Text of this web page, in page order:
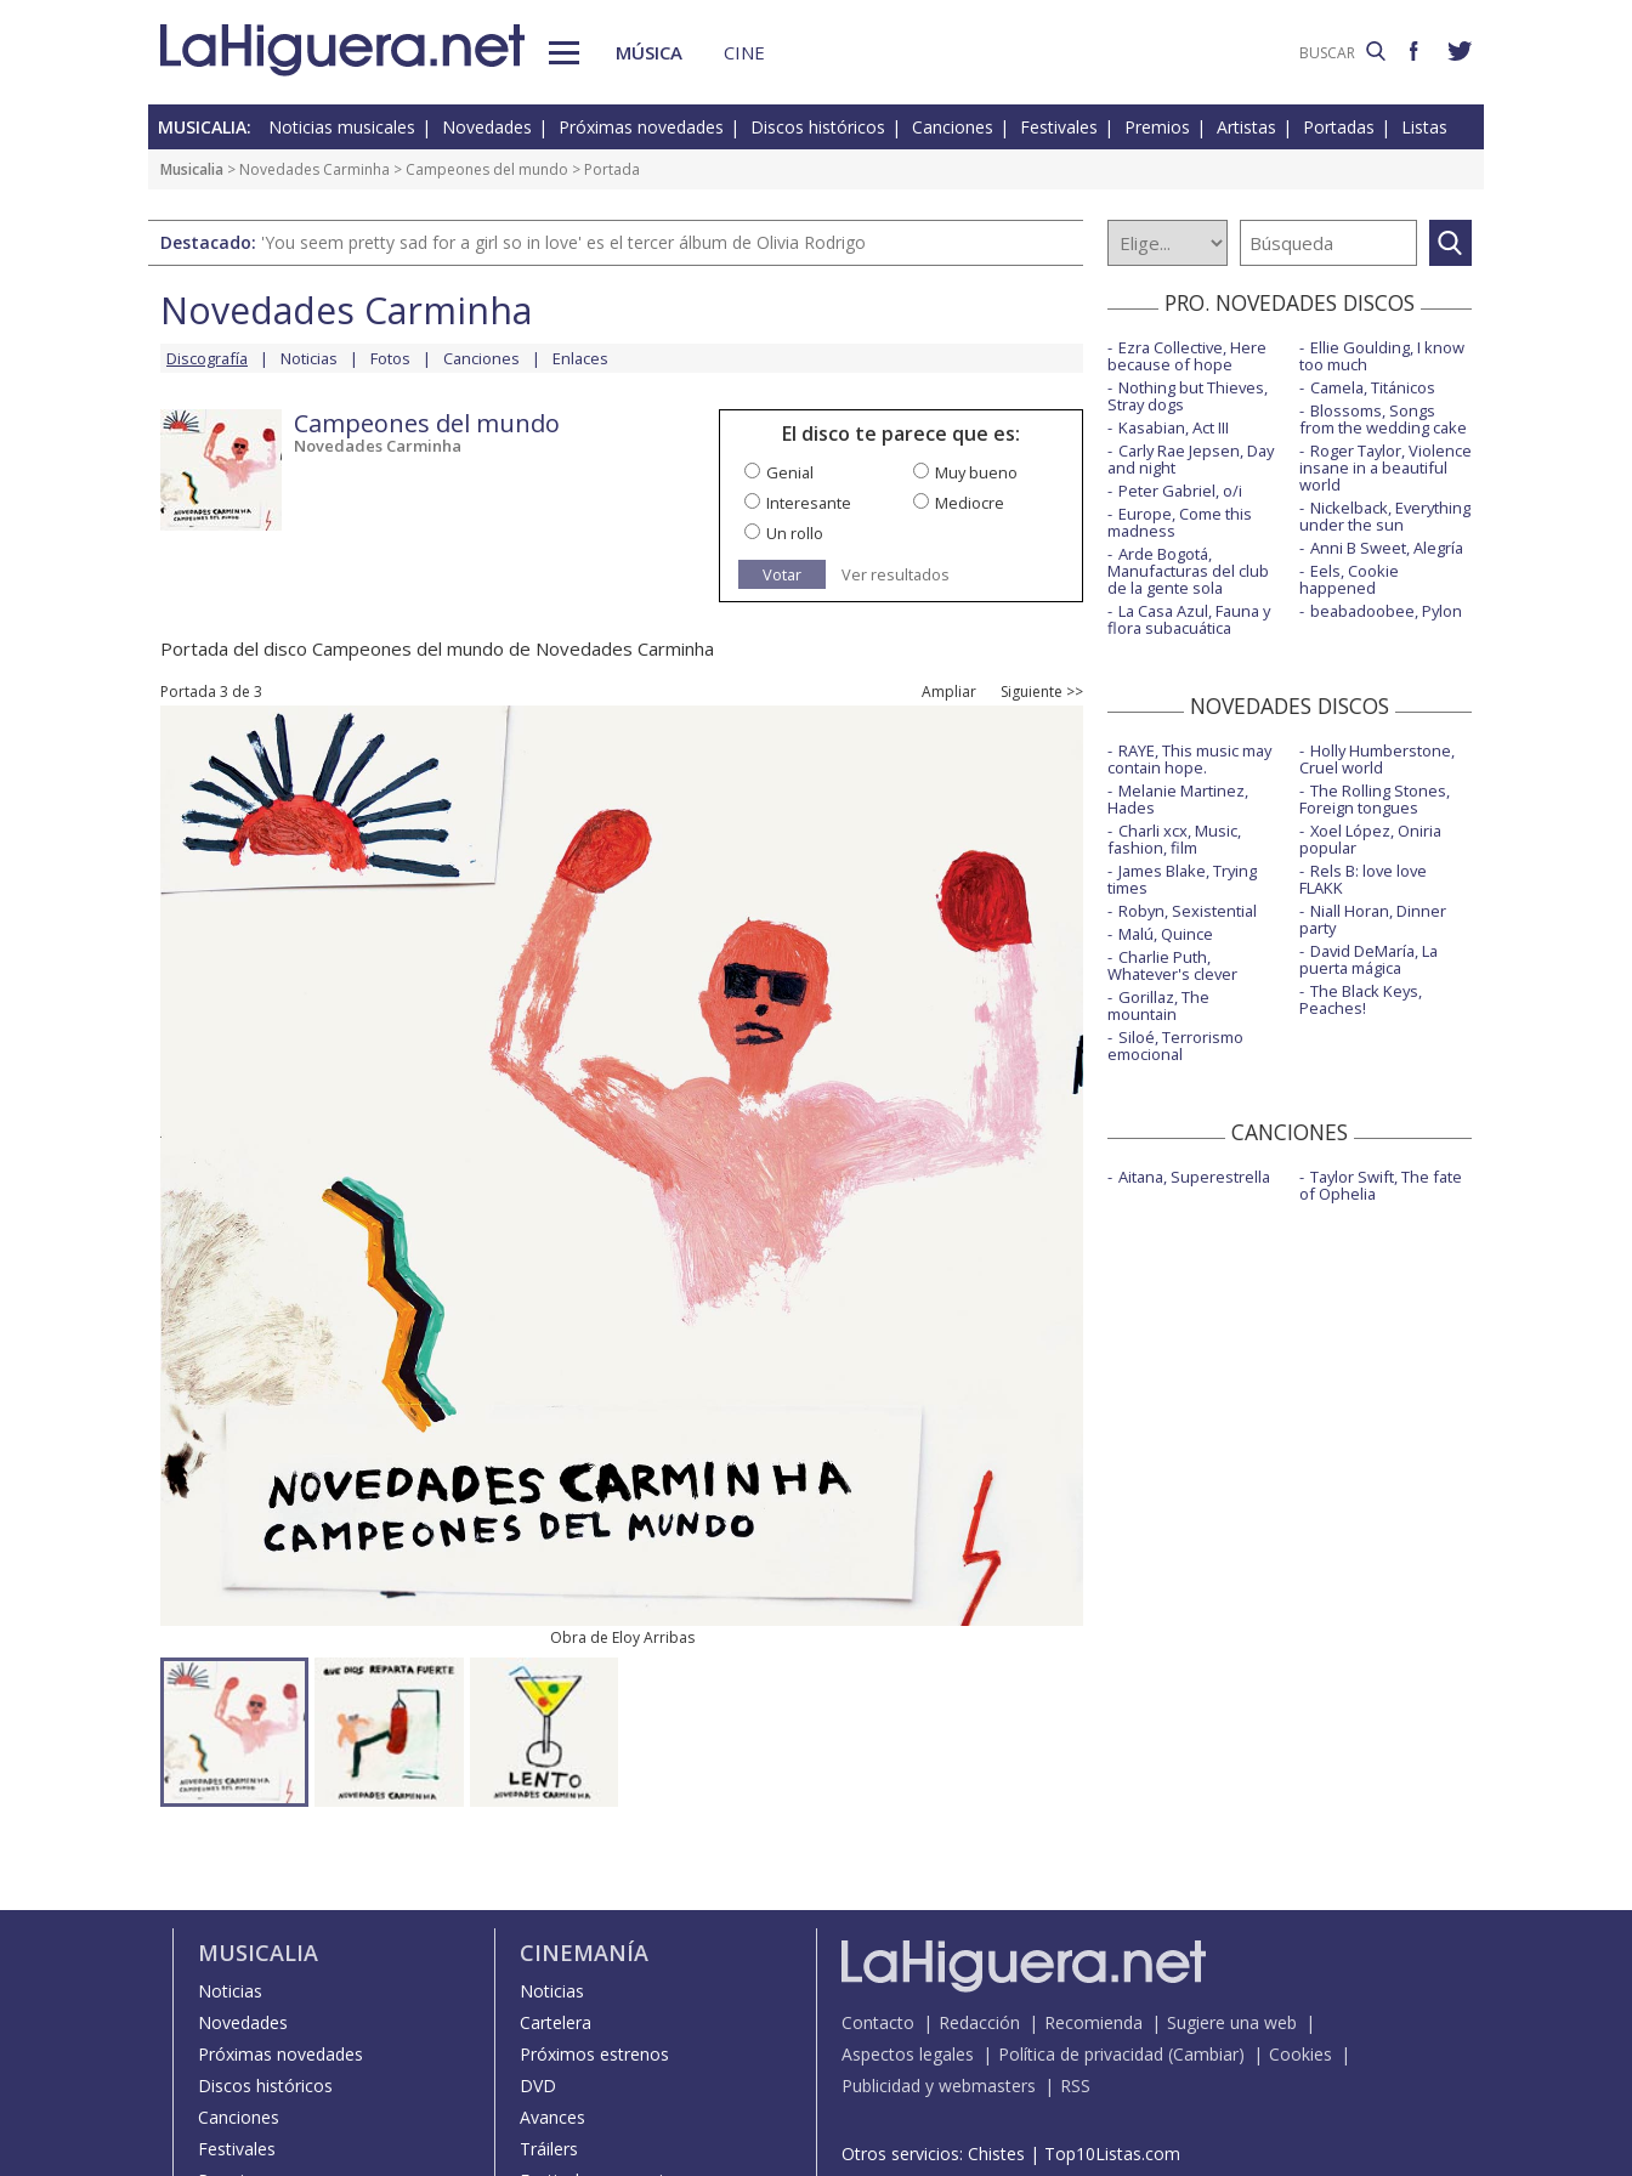
MÚSICA CINE
MUSICALIA: Noticias musicales Novedades Próximas novedades Discos históricos Canciones Festivales Premios Artistas Portadas Listas
Musicalia > Novedades Carminha > Campeones del mundo > Portada
Destacado: 'You seem pretty sad for a girl so in love' es el tercer álbum de Olivia Rodrigo
Novedades Carminha
Discografía Noticias Fotos Canciones Enlaces
Campeones del mundo
Novedades Carminha El disco te parece que es:
Genial
Muy bueno
Interesante
Mediocre
Un rollo
Votar
Ver resultados
Portada del disco Campeones del mundo de Novedades Carminha
Portada 3 de 3 Ampliar Siguiente >>
Obra de Eloy Arribas
PRO. NOVEDADES DISCOS
Ezra Collective, Here
because of hope
Nothing but Thieves,
Stray dogs
Kasabian, Act III
Carly Rae Jepsen, Day
and night
Peter Gabriel, o/i
Europe, Come this
madness
Arde Bogotá,
Manufacturas del club
de la gente sola
La Casa Azul, Fauna y
flora subacuática
Ellie Goulding, I know
too much
Camela, Titánicos
Blossoms, Songs
from the wedding cake
Roger Taylor, Violence
insane in a beautiful
world
Nickelback, Everything
under the sun
Anni B Sweet, Alegría
Eels, Cookie
happened
beabadoobee, Pylon
NOVEDADES DISCOS
RAYE, This music may
contain hope.
Melanie Martinez,
Hades
Charli xcx, Music,
fashion, film
James Blake, Trying
times
Robyn, Sexistential
Malú, Quince
Charlie Puth,
Whatever's clever
Gorillaz, The
mountain
Siloé, Terrorismo
emocional
Holly Humberstone,
Cruel world
The Rolling Stones,
Foreign tongues
Xoel López, Oniria
popular
Rels B: love love
FLAKK
Niall Horan, Dinner
party
David DeMaría, La
puerta mágica
The Black Keys,
Peaches!
CANCIONES
Aitana, Superestrella Taylor Swift, The fate
of Ophelia
MUSICALIA
Noticias
Novedades
Próximas novedades
Discos históricos
Canciones
Festivales
CINEMANÍA
Noticias
Cartelera
Próximos estrenos
DVD
Avances
Tráilers
Contacto Redacción Recomienda
Sugiere una web
Aspectos legales
Política de privacidad (Cambiar)
Cookies
Publicidad y webmasters
RSS
Otros servicios: Chistes | Top10Listas.com